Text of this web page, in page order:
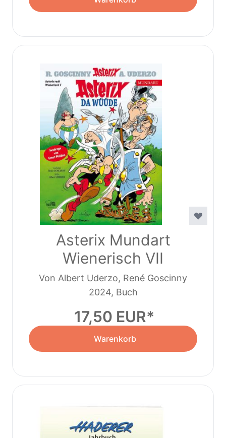
Asterix Mundart
Wienerisch VII
Von Albert Uderzo, René Goscinny
2024, Buch
17,50 EUR
Warenkorb